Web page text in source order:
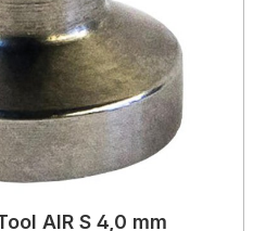
AIR S 4,0 mm